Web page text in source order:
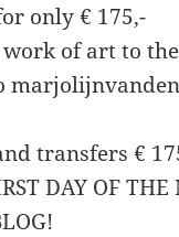
only € 175,-
of art to
transfers €
DAY OF